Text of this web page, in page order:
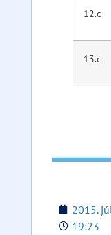
12.c
13.c
2015.
19:23